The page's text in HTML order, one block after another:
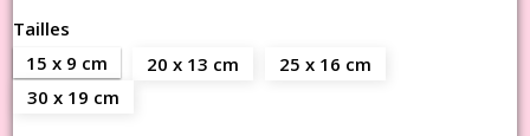
Tailles
15 x 9 cm
20 x 13 cm
25 x 16 cm
30 x 19 cm